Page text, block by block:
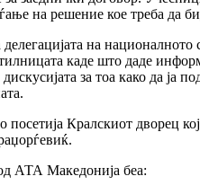
на решение кое треба да
на
каде што даде
за тоа како да ја
посетија Кралскиот дворец
АТА Македонија беа: